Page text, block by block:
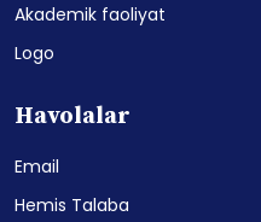
Akademik faoliyat
Logo
Havolalar
Email
Hemis Talaba